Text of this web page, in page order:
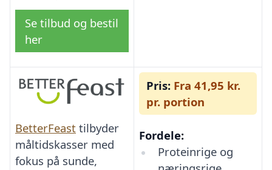
Se tilbud og bestil
her
BetterFeast tilbyder
måltidskasser med
fokus på sunde,
Pris: Fra 41,95 kr.
pr. portion
Fordele:
Proteinrige og